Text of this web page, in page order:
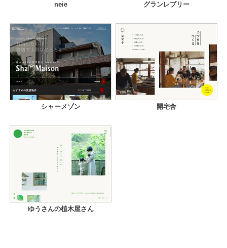
neie グランレブリー
シャーメゾン 開宅舎
ゆうさんの植木屋さん